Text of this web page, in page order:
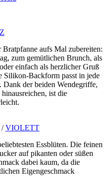
aufs Mal zubereiten:
zum gemütlichen Brunch, als
einfach als herzlicher Gruß
Silikon-Backform passt in jede
Dank der beiden Wendegriffe,
ist die
/VIOLETT
Essblüten. Die feinen
auf pikanten oder süßen
dabei kaum, da die
Eigengeschmack